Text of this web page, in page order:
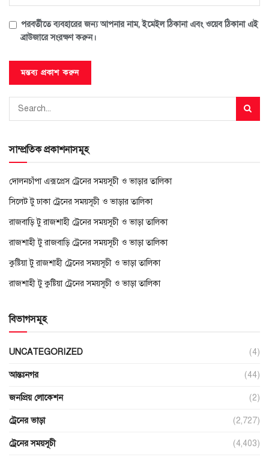
পরবর্তীতে ব্যবহারের জন্য আপনার নাম, ইমেইল ঠিকানা এবং ওয়েব ঠিকানা এই
ব্রাউজারে সংরক্ষণ করুন।
সাম্প্রতিক প্রকাশনাসমূহ
দোলনচাঁপা এক্সপ্রেস ট্রেনের সময়সূচী ও ভাড়ার তালিকা
সিলেট টু ঢাকা ট্রেনের সময়সূচী ও ভাড়ার তালিকা
রাজবাড়ি টু রাজশাহী ট্রেনের সময়সূচী ও ভাড়া তালিকা
রাজশাহী টু রাজবাড়ি ট্রেনের সময়সূচী ও ভাড়া তালিকা
কুষ্টিয়া টু রাজশাহী ট্রেনের সময়সূচী ও ভাড়া তালিকা
রাজশাহী টু কুষ্টিয়া ট্রেনের সময়সূচী ও ভাড়া তালিকা
বিভাগসমূহ
UNCATEGORIZED (4)
আন্তঃনগর (44)
জনপ্রিয় লোকেশন (2)
ট্রেনের ভাড়া (2,727)
ট্রেনের সময়সূচী (4,403)